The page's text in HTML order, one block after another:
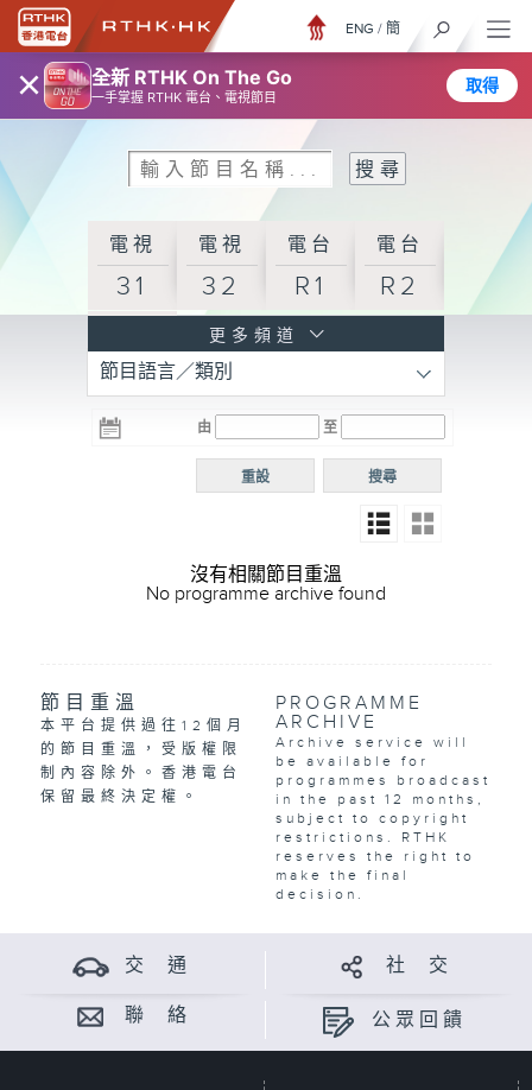
× 全新 RTHK On The Go
一手掌握 RTHK 電台、電視節目
取得
ENG / 簡
電視
31
電視
32
電台
R1
電台
R2
R3
電台 電台
R5
電台
普通
更多頻道
節目語言／類別
由 至
搜尋
重設
沒有相關節目重溫
No programme archive found
節目重溫
本平台提供過往12個月
的節目重溫，受版權限
制內容除外。香港電台
保留最終決定權。
PROGRAMME
ARCHIVE
Archive service will
be available for
programmes broadcast
in the past 12 months,
subject to copyright
restrictions. RTHK
reserves the right to
make the final
decision.
交 通 社 交
聯 絡 公眾回饋